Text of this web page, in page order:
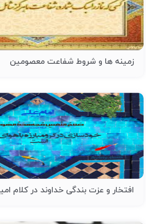
زمینه ها و شروط شفاعت معصومین
افتخار و عزت بندگی خداوند در کلام